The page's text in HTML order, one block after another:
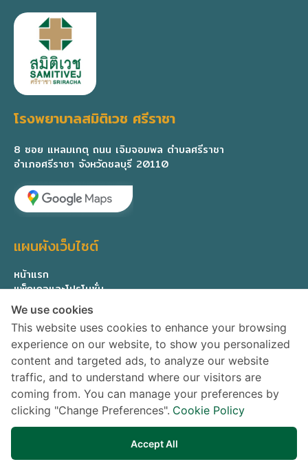
โรงพยาบาลสมิติเวช ศรีราชา
8 ซอย แหลมเกตุ ถนน เจิมจอมพล ตำบลศรีราชา
อำเภอศรีราชา จังหวัดชลบุรี 20110
แผนผังเว็บไซต์
หน้าแรก
แพ็กเกจและโปรโมชั่น
ทีมแพทย์ผู้เชี่ยวชาญ
เกี่ยวกับเรา
ติดต่อสอบถาม
Privacy Policy
ติดตามข่าวสาร
We use cookies
This website uses cookies to enhance your browsing
experience on our website, to show you personalized
content and targeted ads, to analyze our website
traffic, and to understand where our visitors are
coming from. You can manage your preferences by
clicking "Change Preferences". Cookie Policy
Accept All